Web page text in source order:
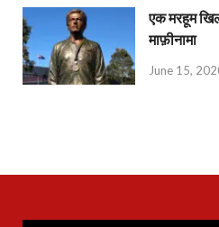
एक मरहूम
माफ़ीनामा
June 15,